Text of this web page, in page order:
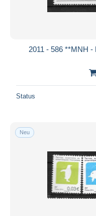
2011 - 586 **MNH
Status
Neu